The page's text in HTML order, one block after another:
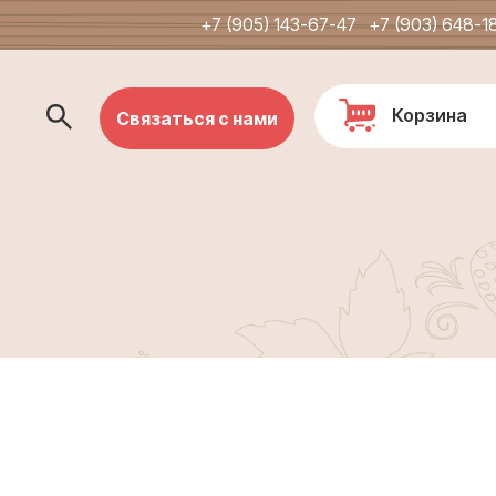
+7 (905) 143-67-47 +7 (903) 648-
Связаться с нами Корзина